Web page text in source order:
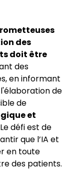
des
doit être
des
en informant
de
de
et
Le défi est de
que l’IA et
en toute
des patients.